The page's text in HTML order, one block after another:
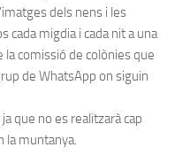
dels nens i les
cada migdia i cada nit a una
comissió de colònies que
de WhatsApp on siguin
que no es realitzarà cap
la muntanya.